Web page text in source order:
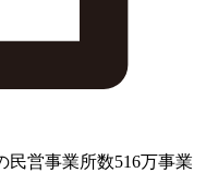
営事業所数516万事業